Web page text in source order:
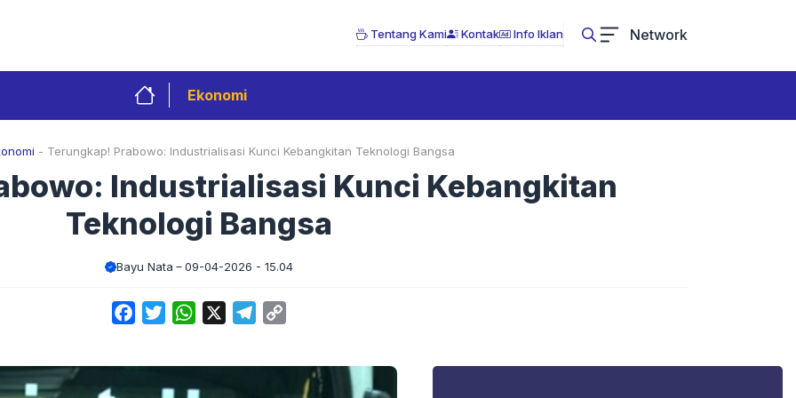
Tentang Kami Kontak Info Iklan Network
Ekonomi
- Terungkap! Prabowo: Industrialisasi Kunci Kebangkitan Teknologi Bangsa
Industrialisasi Kunci Kebangkitan
Teknologi Bangsa
Bayu Nata 09-04-2026 - 15.04
FacebookTwitterWhatsApp Telegram